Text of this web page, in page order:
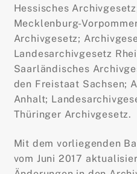
Hessisches
Mecklenburg-
Archivgesetz;
Landesarchivgesetz
Saarländisches
den Freistaat Sachsen;
Anhalt;
Thüringer Archivgesetz.
Mit dem vorliegenden
vom Juni 2017